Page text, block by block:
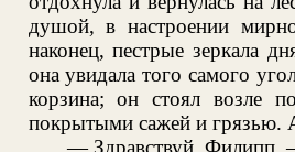
душой, в настроении
наконец, пестрые зеркала
она увидала того самого
корзина; он стоял возле
покрытыми сажей и грязью.
— Здравствуй, Филипп,